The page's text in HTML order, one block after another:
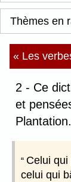
Thèmes en
« Les
2 - Ce
et
Plantation.
Celui
celui qui